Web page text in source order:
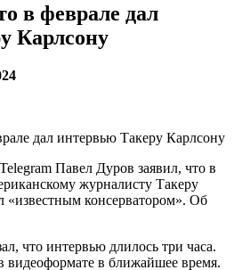
в феврале дал
Карлсону
Павел Дуров заявил, что в
журналисту Такеру
«известным консерватором». Об
что интервью длилось три часа.
видеоформате в ближайшее время.